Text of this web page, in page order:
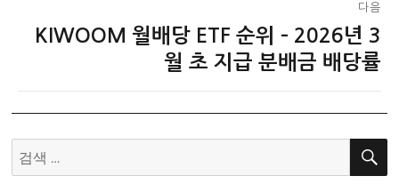
다음
KIWOOM 월배당 ETF 순위 – 2026년 3
월 초 지급 분배금 배당률
검
색:
검